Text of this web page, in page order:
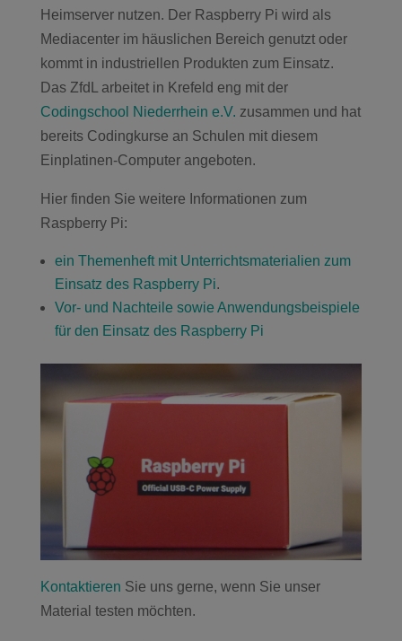
Heimserver nutzen. Der Raspberry Pi wird als
Mediacenter im häuslichen Bereich genutzt oder
kommt in industriellen Produkten zum Einsatz.
Das ZfdL arbeitet in Krefeld eng mit der
Codingschool Niederrhein e.V. zusammen und hat
bereits Codingkurse an Schulen mit diesem
Einplatinen-Computer angeboten.
Hier finden Sie weitere Informationen zum
Raspberry Pi:
ein Themenheft mit Unterrichtsmaterialien zum
Einsatz des Raspberry Pi.
Vor- und Nachteile sowie Anwendungsbeispiele
für den Einsatz des Raspberry Pi
Kontaktieren Sie uns gerne, wenn Sie unser
Material testen möchten.